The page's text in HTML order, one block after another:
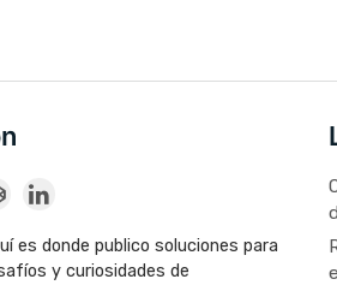
es donde publico soluciones para
y curiosidades de